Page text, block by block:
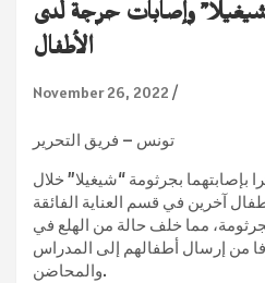
وإصابات حرجة لدى
الأطفال
November 26, 2022
تونس – فريق التحرير
بجرثومة “شيغيلا” خلال
آخرين في قسم العناية الفائقة
مما خلف حالة من الهلع في
من إرسال أطفالهم إلى المدراس
والمحاضن.